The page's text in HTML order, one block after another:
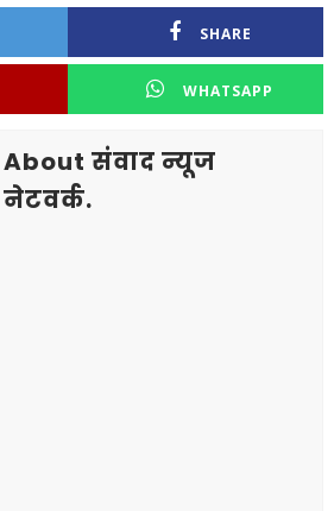
SHARE
WHATSAPP
About संवाद न्यूज
नेटवर्क.